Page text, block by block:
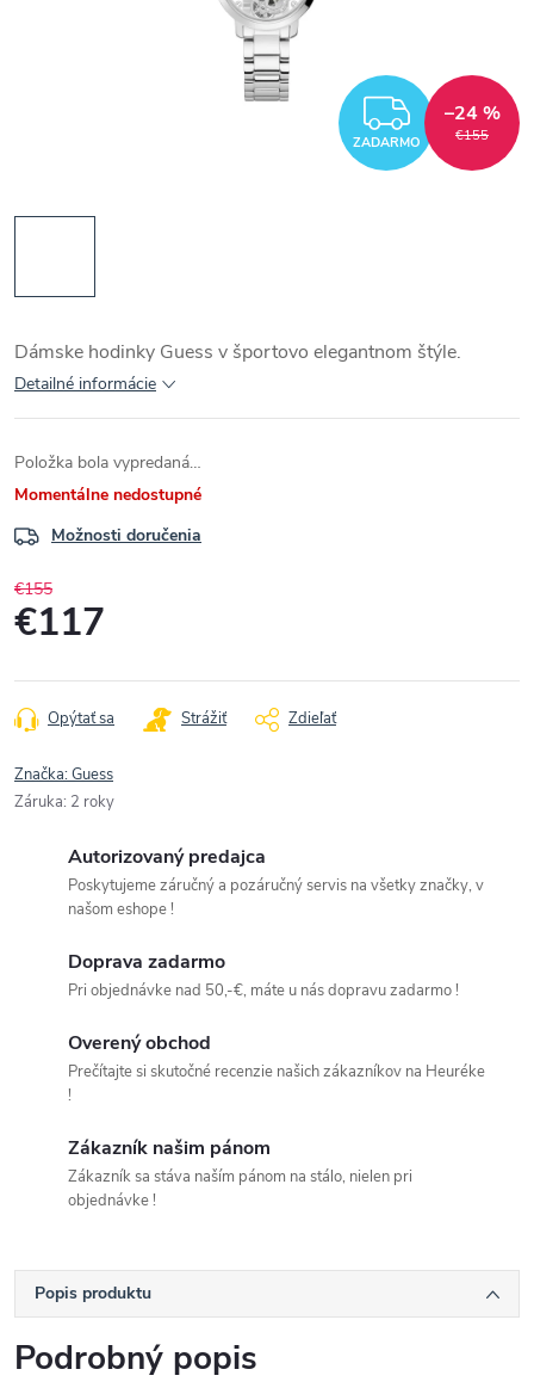
ZADARMO €155
–24 %
Dámske hodinky Guess v športovo elegantnom štýle.
Detailné informácie
Položka bola vypredaná…
Momentálne nedostupné
Možnosti doručenia
€155
€117
cena:
Opýtať sa Strážiť Zdieľať
Značka:Guess
Záruka: 2 roky
Autorizovaný predajca
Poskytujeme záručný a pozáručný servis na všetky značky, v
našom eshope !
Doprava zadarmo
Pri objednávke nad 50,-€, máte u nás dopravu zadarmo !
Overený obchod
Prečítajte si skutočné recenzie našich zákazníkov na Heuréke
!
Zákazník našim pánom
Zákazník sa stáva naším pánom na stálo, nielen pri
objednávke !
Popis produktu
Podrobný popis